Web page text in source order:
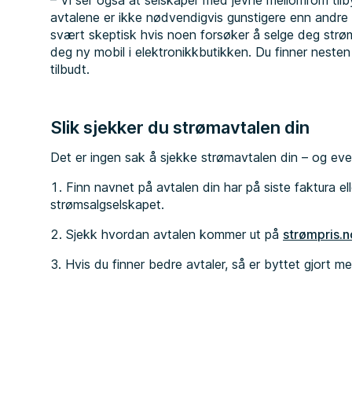
avtalene er ikke nødvendigvis gunstigere enn
svært skeptisk hvis noen forsøker å selge deg
deg ny mobil i elektronikkbutikken. Du finner
tilbudt.
Slik sjekker du strømavtalen din
Det er ingen sak å sjekke strømavtalen din – og
Finn navnet på avtalen din har på siste faktura
strømsalgselskapet.
Sjekk hvordan avtalen kommer ut på
Hvis du finner bedre avtaler, så er byttet gjort